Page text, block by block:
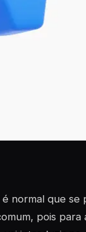
normal que se
pois